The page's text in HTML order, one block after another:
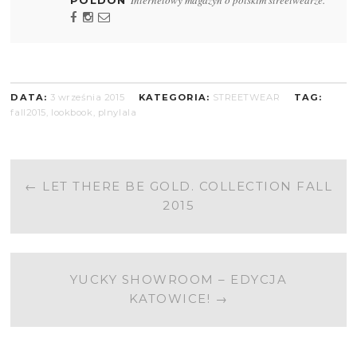
DATA: 3 września 2015 KATEGORIA: STREETWEAR
TAG:
fall2015 lookbook plnylala
POST
NAVIGATION
← LET THERE BE GOLD. COLLECTION FALL
2015
YUCKY SHOWROOM – EDYCJA
KATOWICE! →